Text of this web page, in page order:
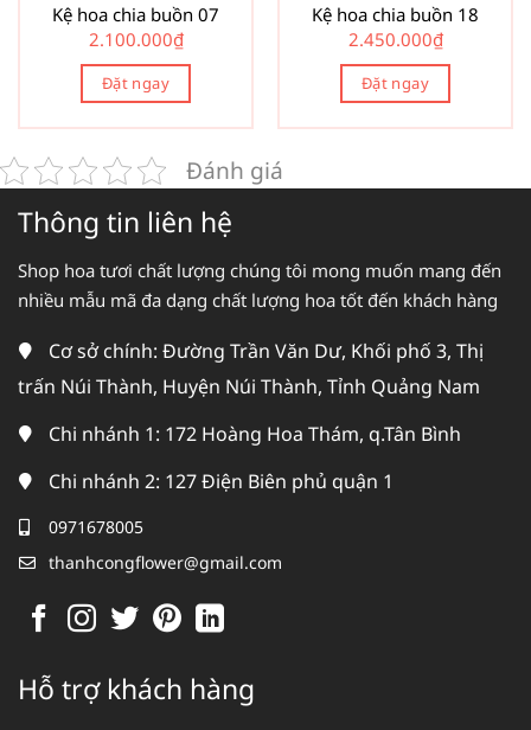
Kệ hoa chia buồn 07
2.100.000₫
Đặt ngay
Kệ hoa chia buồn 18
2.450.000₫
Đặt ngay
Đánh giá
Thông tin liên hệ
Shop hoa tươi chất lượng chúng tôi mong muốn mang đến
nhiều mẫu mã đa dạng chất lượng hoa tốt đến khách hàng
Cơ sở chính: Đường Trần Văn Dư, Khối phố 3, Thị
trấn Núi Thành, Huyện Núi Thành, Tỉnh Quảng Nam
Chi nhánh 1: 172 Hoàng Hoa Thám, q.Tân Bình
Chi nhánh 2: 127 Điện Biên phủ quận 1
0971678005
thanhcongflower@gmail.com
Hỗ trợ khách hàng